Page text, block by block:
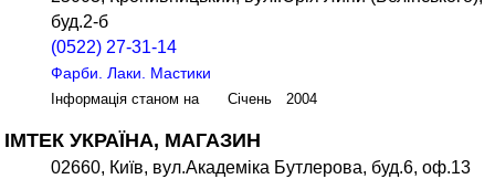
буд.2-б
(0522) 27-31-14
Фарби. Лаки. Мастики
Інформація станом на Січень 2004
ІМТЕК УКРАЇНА, МАГАЗИН
02660, Київ, вул.Академіка Бутлерова, буд.6, оф.13